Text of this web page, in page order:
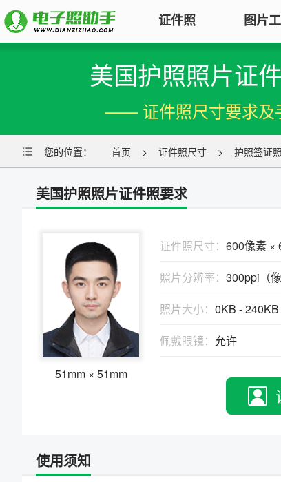
证件照
证件照电子版制作
一寸照片|二寸照片|五寸照片
报名照片
批量处理证件照
照片换背景色、修改尺寸、压缩KB
高效批量改图，会员低至0.25元
证件照回执
社保卡|居住证
网约车证|
图片
图片压缩
图片合并
图片加水印
Logo
图片去水印
涂抹轻松去掉照片上的水印、杂
物、瑕疵和斑点
美国护照照片证
—— 证件照尺寸要求及
您的位置： 首页 > 证件照尺寸 > 护照签证
美国护照照片证件照要求
51mm × 51mm
证件照尺寸： 600像素 ×
照片分辨率： 300ppi（像
照片大小： 0KB - 240KB
佩戴眼镜： 允许
使用须知